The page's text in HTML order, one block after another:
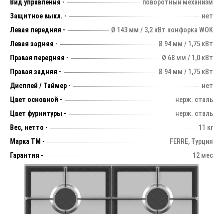
Вид управления -
поворотный механизм
Защитное выкл. -
нет
Левая передняя -
Ø 143 мм / 3,2 кВт конфорка WOK
Левая задняя -
Ø 94 мм / 1,75 кВт
Правая передняя -
Ø 68 мм / 1,0 кВт
Правая задняя -
Ø 94 мм / 1,75 кВт
Дисплей / Таймер -
нет
Цвет основной -
нерж. сталь
Цвет фурнитуры -
нерж. сталь
Вес, нетто -
11 кг
Марка ТМ -
FERRE, Турция
Гарантия -
12 мес